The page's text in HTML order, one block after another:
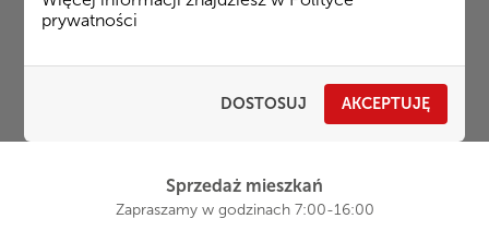
prywatności
DOSTOSUJ AKCEPTUJĘ
PPUH Kombinat Budowlany Sp. z o. o.
NIP 542-030-35-89
KRS 0000035433 - Sąd Rejonowy w Białymstoku
Kapitał zakładowy 14 946 000,00
Sprzedaż mieszkań
Zapraszamy w godzinach 7:00-16:00